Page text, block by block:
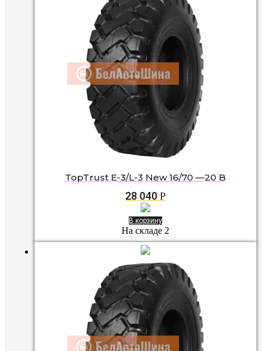
TopTrust E-3/L-3 New 16/70 —20 B
28 040 Р
В корзину
На складе 2